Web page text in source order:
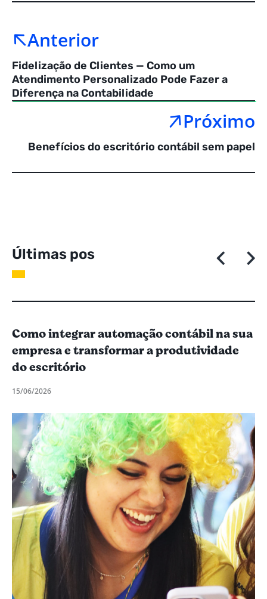
Anterior
Fidelização de Clientes — Como um
Atendimento Personalizado Pode Fazer a
Diferença na Contabilidade
Próximo
Benefícios do escritório contábil sem papel
Últimas pos
Como integrar automação contábil na sua
empresa e transformar a produtividade
do escritório
15/06/2026